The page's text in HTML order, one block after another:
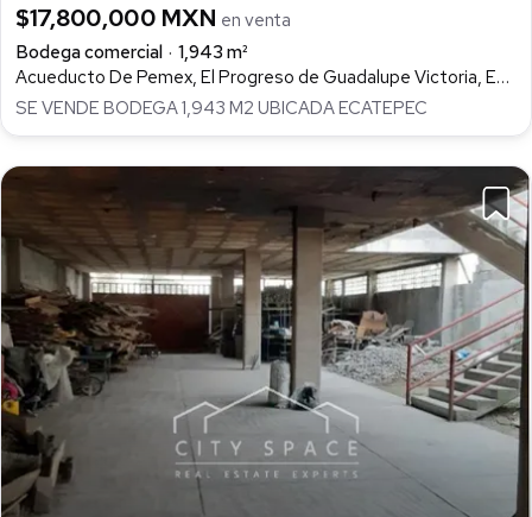
$17,800,000 MXN en venta
Bodega comercial
1,943 m²
Acueducto De Pemex, El Progreso de Guadalupe Victoria, Ecatepec de Morelos
SE VENDE BODEGA 1,943 M2 UBICADA ECATEPEC